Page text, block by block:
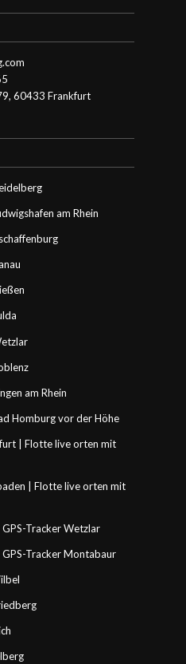
60433 Frankfurt
am Rhein
am Rhein
Homburg vor der Höhe
| Flotte live orten mit
| Flotte live orten mit
Tracker Wetzlar
Tracker Montabaur